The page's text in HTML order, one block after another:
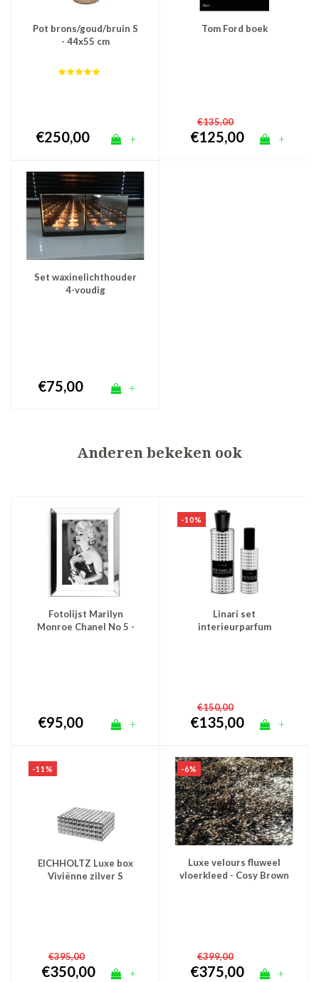
Pot brons/goud/bruin S
- 44x55 cm
€250,00 +
Tom Ford boek
€135,00
€125,00 +
Set waxinelichthouder
4-voudig
€75,00 +
Anderen bekeken ook
Fotolijst Marilyn
Monroe Chanel No 5 -
€95,00 +
-10%
Linari set
interieurparfum
€150,00
€135,00 +
-11%
EICHHOLTZ Luxe box
Viviënne zilver S
€395,00
€350,00 +
-6%
Luxe velours fluweel
vloerkleed - Cosy Brown
€399,00
€375,00 +